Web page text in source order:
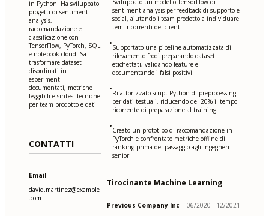
in Python. Ha sviluppato
progetti di sentiment
analysis,
raccomandazione e
classificazione con
TensorFlow, PyTorch, SQL
e notebook cloud. Sa
trasformare dataset
disordinati in
esperimenti
documentati, metriche
leggibili e sintesi tecniche
per team prodotto e dati.
CONTATTI
Email
david.martinez@example
.com
Sviluppato un modello TensorFlow di
sentiment analysis per feedback di supporto e
social, aiutando i team prodotto a individuare
temi ricorrenti dei clienti
•Supportato una pipeline automatizzata di
rilevamento frodi preparando dataset
etichettati, validando feature e
documentando i falsi positivi
•Rifattorizzato script Python di preprocessing
per dati testuali, riducendo del 20% il tempo
ricorrente di preparazione al training
•Creato un prototipo di raccomandazione in
PyTorch e confrontato metriche offline di
ranking prima del passaggio agli ingegneri
senior
Tirocinante Machine Learning
Previous Company Inc 06/2020 - 12/2021